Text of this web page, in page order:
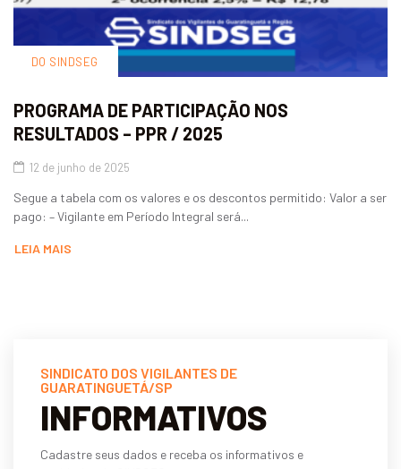
DO SINDSEG
PROGRAMA DE PARTICIPAÇÃO NOS
RESULTADOS – PPR / 2025
12 de junho de 2025
Segue a tabela com os valores e os descontos permitido: Valor a ser
pago: – Vigilante em Período Integral será...
LEIA MAIS
SINDICATO DOS VIGILANTES DE
GUARATINGUETÁ/SP
INFORMATIVOS
Cadastre seus dados e receba os informativos e